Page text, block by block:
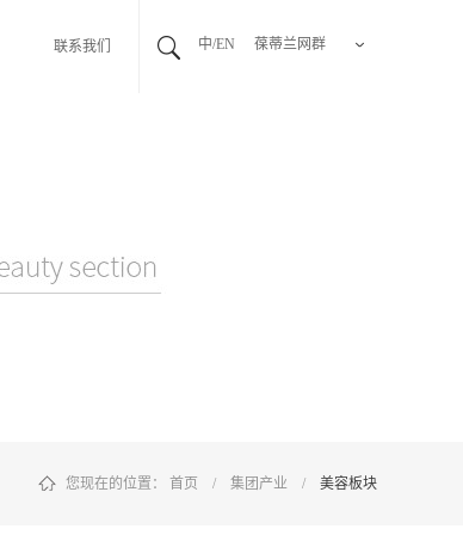
葆蒂兰网群
中/EN
联系我们
您现在的位置： 首页 / 集团产业 / 美容板块